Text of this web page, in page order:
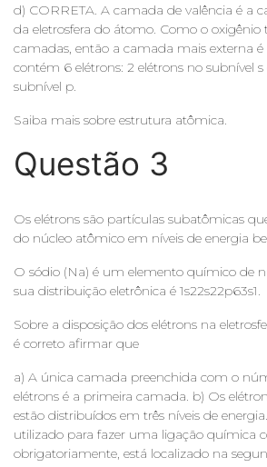
d) CORRETA. A camada de valência é a
da eletrosfera do átomo. Como o oxigênio
camadas, então a camada mais externa
contém 6 elétrons: 2 elétrons no subnível
subnível p.
Saiba mais sobre estrutura atômica.
Questão 3
Os elétrons são partículas subatômicas
do núcleo atômico em níveis de energia
O sódio (Na) é um elemento químico de
sua distribuição eletrônica é 1s22s22p63s1.
Sobre a disposição dos elétrons na
é correto afirmar que
a) A única camada preenchida com o
elétrons é a primeira camada. b) Os
estão distribuídos em três níveis de
utilizado para fazer uma ligação química
obrigatoriamente, está localizado na